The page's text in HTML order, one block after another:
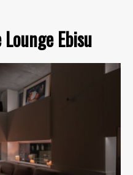
Ebisu